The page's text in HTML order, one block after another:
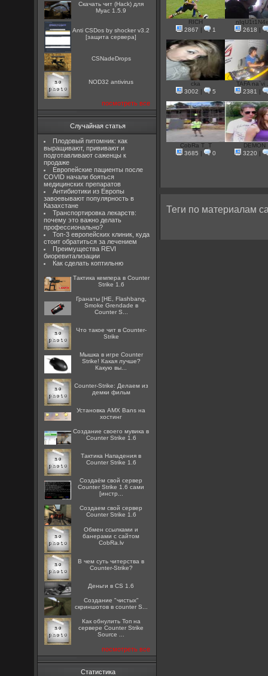
Скачать чит (Hack) для
Myac 1.5.9
Anti CSDos by shocker v3.2
[защита сервера]
CSNadeDrops
NOD32 antivirus
посмотреть все
Случайная статья
Плодовый питомник: как
выращивают, прививают и
подготавливают саженцы к
продаже
Европейские пациенты после
COVID начали бояться
медицинских препаратов
Антибиотики из Европы
завоевывают популярность в
Казахстане
Транспортировка лекарств:
почему это важно делать
профессионально?
Топ-3 европейских клиник, куда
стоит обратиться за лечением
Преимущества REVI
биоревитализации
Как сделать коптильню
Тактика кемпера в Counter
Strike 1.6
Гранаты [HE, Flashbang,
Smoke Grendade в
Counter S...
Что такое чит в Counter-
Strike
Мышка в игре Counter
Strike! Какая лучше?
Какую вы...
Counter-Strike: Делаем из
демки фильм
Установка AMX Bans на
хостинг
Создание своего мувика в
Counter Strike 1.6
Тактика Нападения в
Counter Strike 1.6
Создаём свой сервер
Counter Strike 1.6 сами
[инстр...
Создаем свой сервер
Counter Strike 1.6
Oбмен ссылками и
банерами с сайтом
CobRa.lv
В чем суть читерства в
Counter-Strike?
Деньги в CS 1.6
Создание "чистых"
скриншотов в counter S...
Как обнулить Топ на
сервере Counter Strike
Source ...
посмотреть все
Статистика
RICH
2867
1
2618
cka
3002
5
TAFA na`vi
2381
CobRa T_T
3685
0
DEMON
3220
Теги по материалам